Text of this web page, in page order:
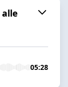
05:28